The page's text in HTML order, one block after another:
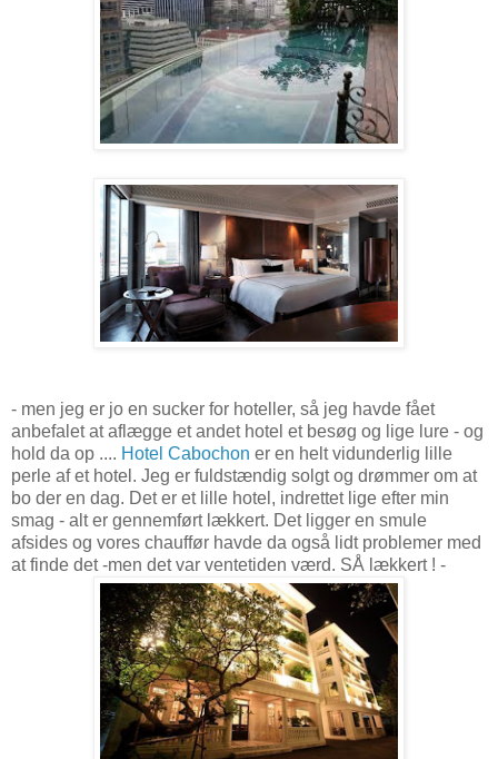
- men jeg er jo en sucker for hoteller, så jeg havde fået
anbefalet at aflægge et andet hotel et besøg og lige lure - og
hold da op .... Hotel Cabochon er en helt vidunderlig lille
perle af et hotel. Jeg er fuldstændig solgt og drømmer om at
bo der en dag. Det er et lille hotel, indrettet lige efter min
smag - alt er gennemført lækkert. Det ligger en smule
afsides og vores chauffør havde da også lidt problemer med
at finde det -men det var ventetiden værd. SÅ lækkert ! -